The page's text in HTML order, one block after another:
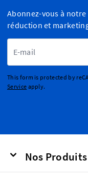
Abonnez-vous à
réduction et
This form is protected by
Service apply.
Nos Produits